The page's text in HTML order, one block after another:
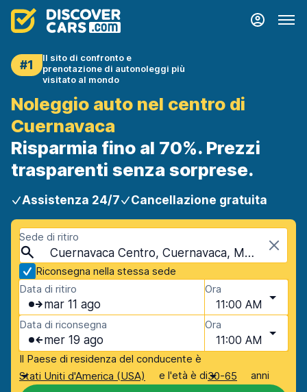
#1
Il sito di confronto e
prenotazione di autonoleggi più
visitato al mondo
Noleggio auto nel centro di
Cuernavaca
Risparmia fino al 70%. Prezzi
trasparenti senza sorprese.
Assistenza 24/7 Cancellazione gratuita
Sede di ritiro
Cuernavaca Centro, Cuernavaca, Messico
Riconsegna nella stessa sede
Data di ritiro
mar 11 ago
Ora
11:00 AM
Data di riconsegna
mer 19 ago
Ora
11:00 AM
Il Paese di residenza del conducente è
Stati Uniti d'America (USA)
e l'età è di30-65 anni